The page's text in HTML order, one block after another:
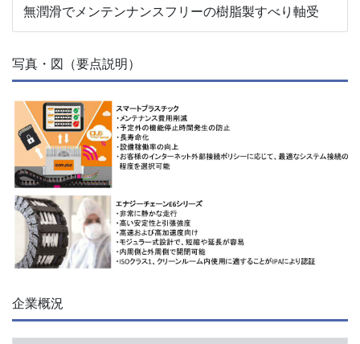
無潤滑でメンテンナンスフリーの樹脂製すべり軸受
写真・図（要点説明）
企業概況